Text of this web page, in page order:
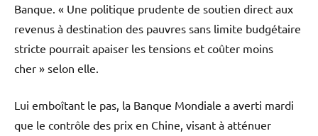
Banque. « Une politique prudente de soutien direct aux
revenus à destination des pauvres sans limite budgétaire
stricte pourrait apaiser les tensions et coûter moins
cher » selon elle.
Lui emboîtant le pas, la Banque Mondiale a averti mardi
que le contrôle des prix en Chine, visant à atténuer